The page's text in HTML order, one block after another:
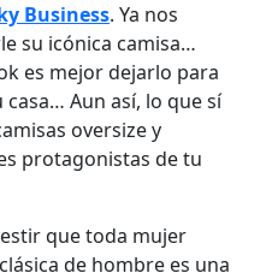
Business. Ya nos
su icónica camisa…
es mejor dejarlo para
Aun así, lo que sí
oversize y
protagonistas de tu
que toda mujer
de hombre es una